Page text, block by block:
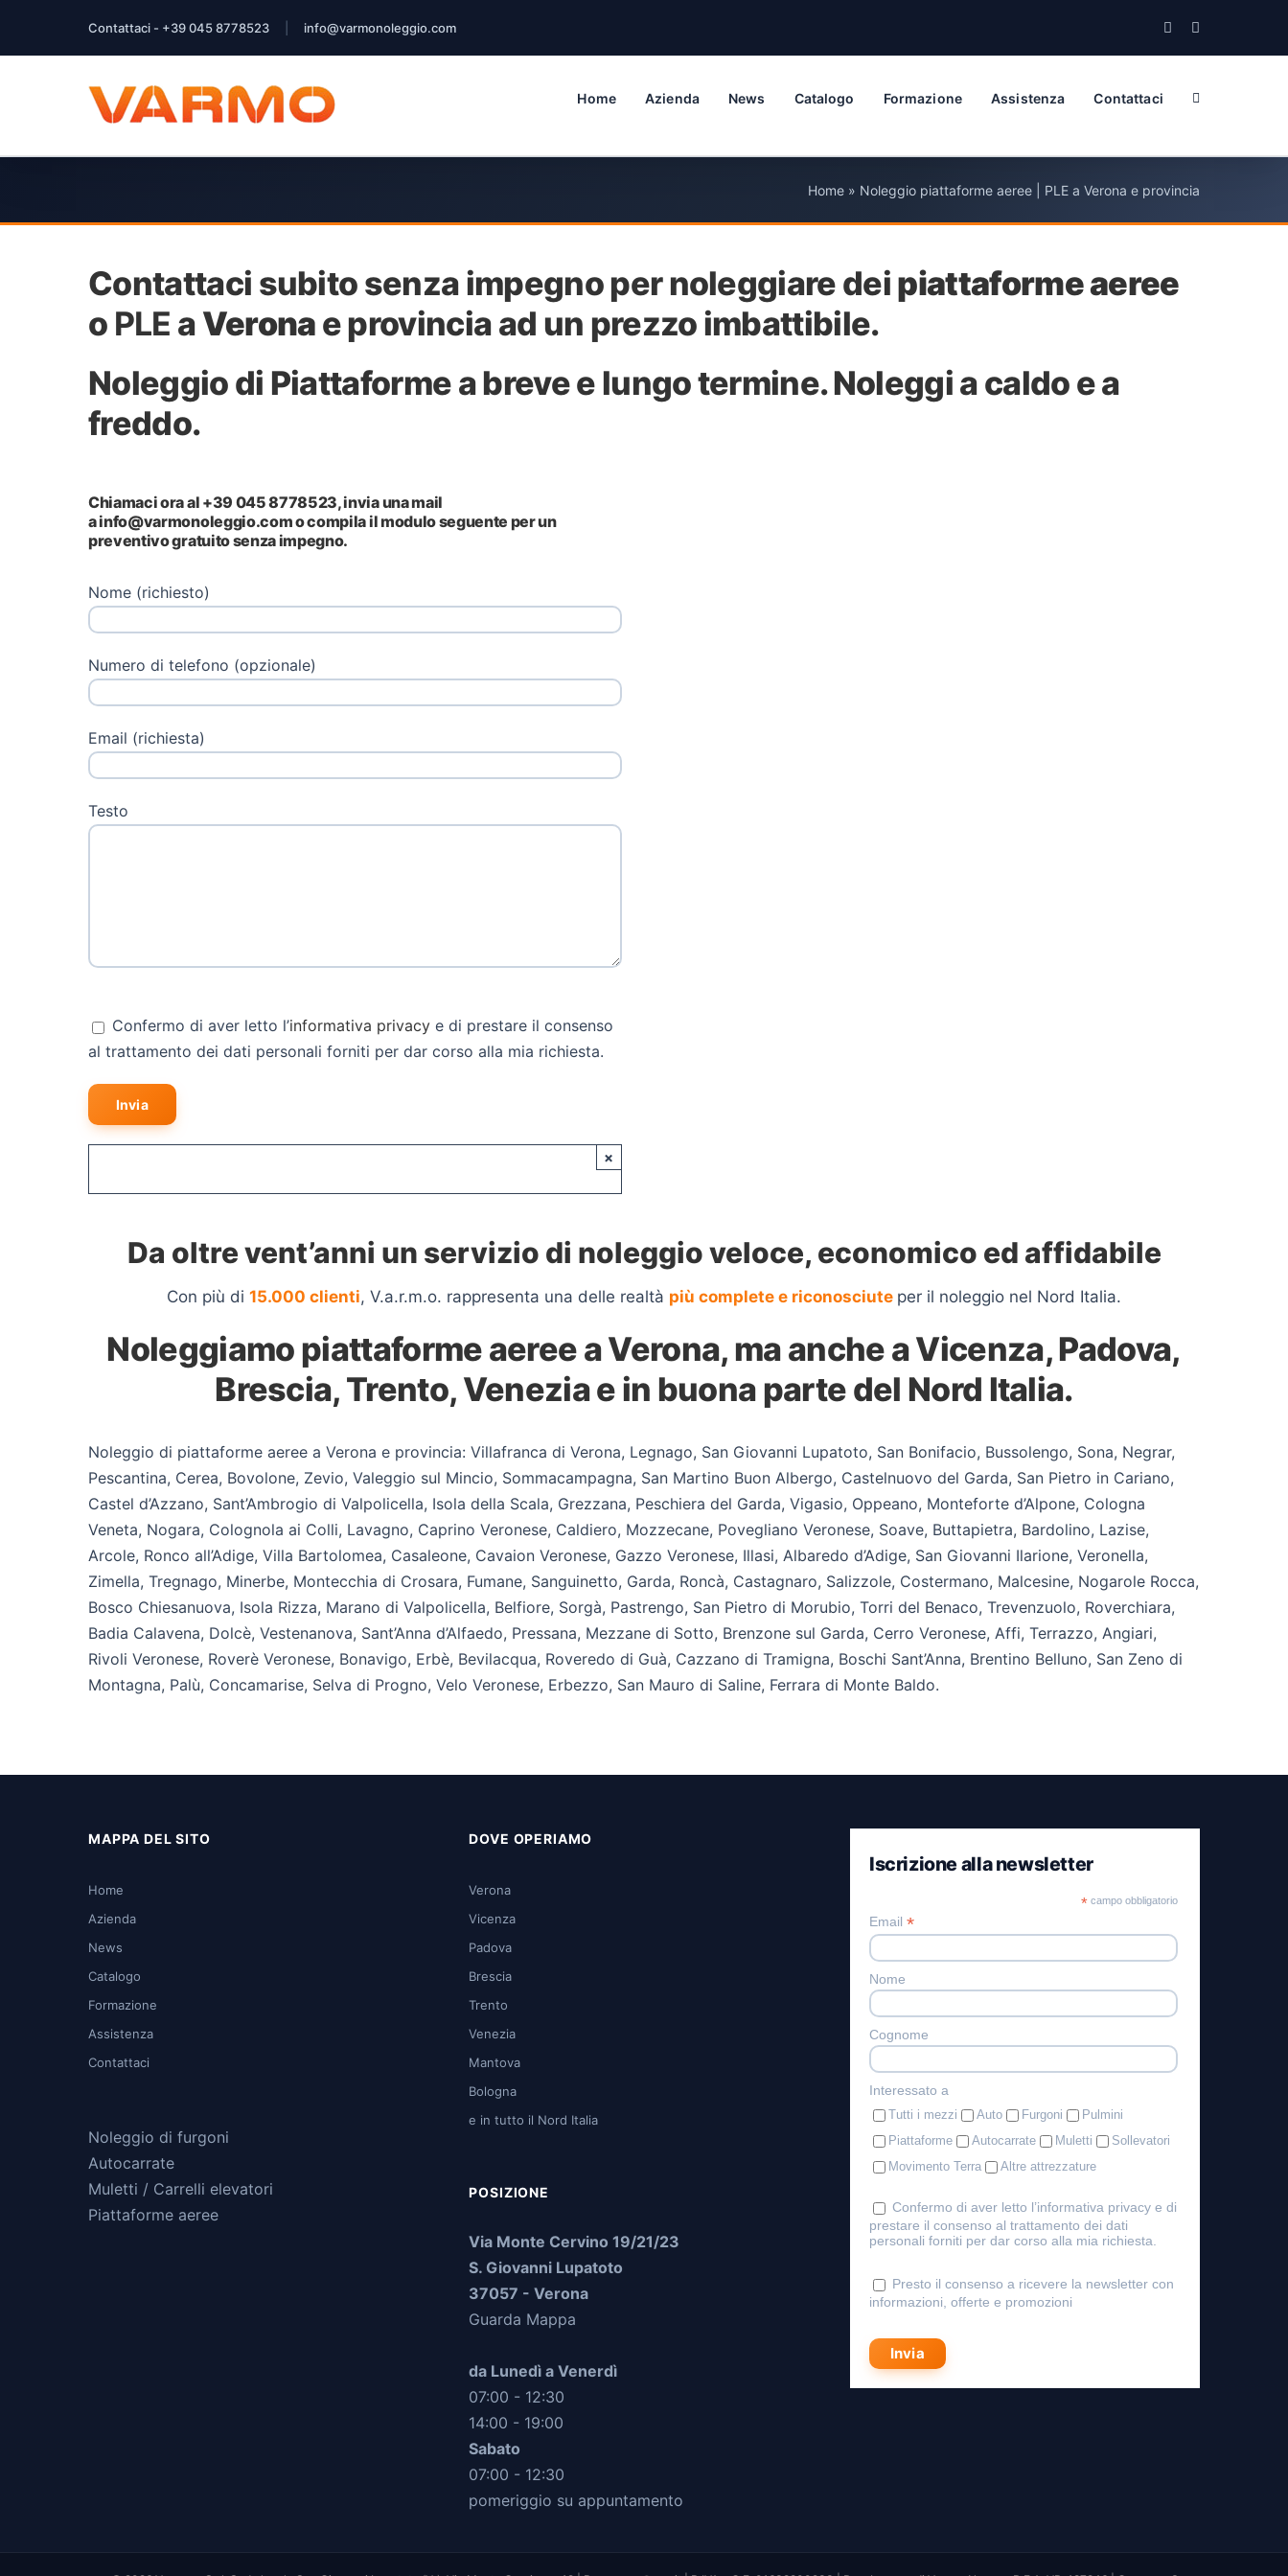
Contattaci - +39 045 8778523 info@varmonoleggio.com Facebook
Home Azienda News Catalogo Formazione Assistenza Contattaci
Home » Noleggio piattaforme aeree | PLE a Verona e provincia
Contattaci subito senza impegno per noleggiare deipiattaforme aeree
o PLE aVeronae provincia ad un prezzo imbattibile.
Noleggio di Piattaforme a breve e lungo termine. Noleggi a caldo e a
freddo.
Chiamaci ora al +39 045 8778523, invia una mail
ainfo@varmonoleggio.como compila il modulo seguente per un
preventivo gratuito senza impegno.
Nome (richiesto)
Numero di telefono (opzionale)
Email (richiesta)
Testo
Confermo di aver letto l’informativa privacy e di prestare il consenso
al trattamento dei dati personali forniti per dar corso alla mia richiesta.
×
Da oltre vent’anni un servizio di noleggio veloce, economico ed affidabile
Con più di 15.000 clienti, V.a.r.m.o. rappresenta una delle realtà più complete e riconosciute per il noleggio nel Nord Italia.
Noleggiamo piattaforme aeree a Verona, ma anche a Vicenza, Padova,
Brescia, Trento, Venezia e in buona parte del Nord Italia.
Noleggio di piattaforme aeree a Verona e provincia: Villafranca di Verona, Legnago, San Giovanni Lupatoto, San Bonifacio, Bussolengo, Sona, Negrar,
Pescantina, Cerea, Bovolone, Zevio, Valeggio sul Mincio, Sommacampagna, San Martino Buon Albergo, Castelnuovo del Garda, San Pietro in Cariano,
Castel d’Azzano, Sant’Ambrogio di Valpolicella, Isola della Scala, Grezzana, Peschiera del Garda, Vigasio, Oppeano, Monteforte d’Alpone, Cologna
Veneta, Nogara, Colognola ai Colli, Lavagno, Caprino Veronese, Caldiero, Mozzecane, Povegliano Veronese, Soave, Buttapietra, Bardolino, Lazise,
Arcole, Ronco all’Adige, Villa Bartolomea, Casaleone, Cavaion Veronese, Gazzo Veronese, Illasi, Albaredo d’Adige, San Giovanni Ilarione, Veronella,
Zimella, Tregnago, Minerbe, Montecchia di Crosara, Fumane, Sanguinetto, Garda, Roncà, Castagnaro, Salizzole, Costermano, Malcesine, Nogarole Rocca,
Bosco Chiesanuova, Isola Rizza, Marano di Valpolicella, Belfiore, Sorgà, Pastrengo, San Pietro di Morubio, Torri del Benaco, Trevenzuolo, Roverchiara,
Badia Calavena, Dolcè, Vestenanova, Sant’Anna d’Alfaedo, Pressana, Mezzane di Sotto, Brenzone sul Garda, Cerro Veronese, Affi, Terrazzo, Angiari,
Rivoli Veronese, Roverè Veronese, Bonavigo, Erbè, Bevilacqua, Roveredo di Guà, Cazzano di Tramigna, Boschi Sant’Anna, Brentino Belluno, San Zeno di
Montagna, Palù, Concamarise, Selva di Progno, Velo Veronese, Erbezzo, San Mauro di Saline, Ferrara di Monte Baldo.
MAPPA DEL SITO
Home
Azienda
News
Catalogo
Formazione
Assistenza
Contattaci
Noleggio di furgoni
Autocarrate
Muletti / Carrelli elevatori
Piattaforme aeree
DOVE OPERIAMO
Verona
Vicenza
Padova
Brescia
Trento
Venezia
Mantova
Bologna
e in tutto il Nord Italia
POSIZIONE
Via Monte Cervino 19/21/23
S. Giovanni Lupatoto
37057 - Verona
Guarda Mappa
da Lunedì a Venerdì
07:00 - 12:30
14:00 - 19:00
Sabato
07:00 - 12:30
pomeriggio su appuntamento
Iscrizione alla newsletter
*campo obbligatorio
Email*
Nome
Cognome
Interessato a
Tutti i mezzi Auto Furgoni
Pulmini
Piattaforme
Autocarrate Muletti
Sollevatori
Movimento Terra
Altre attrezzature
Confermo di aver letto l’informativa privacy e di
prestare il consenso al trattamento dei dati
personali forniti per dar corso alla mia richiesta.
Presto il consenso a ricevere la newsletter con
informazioni, offerte e promozioni